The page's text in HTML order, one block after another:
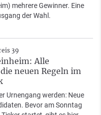
mehrere Gewinner. Eine
der Wahl.
39
Alle
neuen Regeln im
Urnengang werden: Neue
Bevor am Sonntag